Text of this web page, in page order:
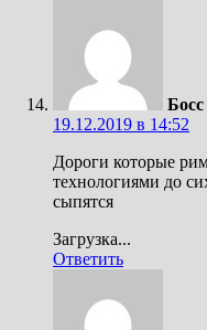
19.12.2019 в 14:52
Дороги которые
технологиями до
сыпятся
Загрузка...
Ответить